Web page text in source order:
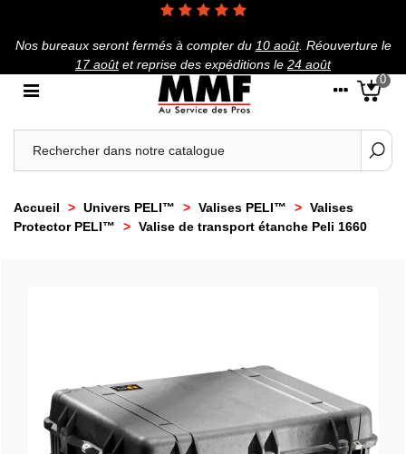
Nos bureaux seront fermés à compter du 10 août. Réouverture le
17 aoûtet reprise des expéditions le 24 août
0
Accueil > Univers PELI™ > Valises PELI™ > Valises
Protector PELI™
> Valise de transport étanche Peli 1660